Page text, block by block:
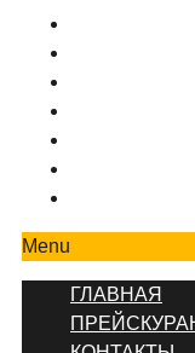
Menu
ГЛАВНАЯ